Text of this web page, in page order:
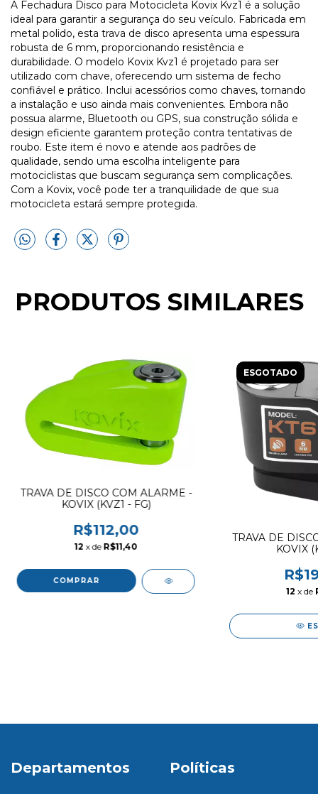
A Fechadura Disco para Motocicleta Kovix Kvz1 é a solução
ideal para garantir a segurança do seu veículo. Fabricada em
metal polido, esta trava de disco apresenta uma espessura
robusta de 6 mm, proporcionando resistência e
durabilidade. O modelo Kovix Kvz1 é projetado para ser
utilizado com chave, oferecendo um sistema de fecho
confiável e prático. Inclui acessórios como chaves, tornando
a instalação e uso ainda mais convenientes. Embora não
possua alarme, Bluetooth ou GPS, sua construção sólida e
design eficiente garantem proteção contra tentativas de
roubo. Este item é novo e atende aos padrões de
qualidade, sendo uma escolha inteligente para
motociclistas que buscam segurança sem complicações.
Com a Kovix, você pode ter a tranquilidade de que sua
motocicleta estará sempre protegida.
PRODUTOS SIMILARES
TRAVA DE DISCO COM ALARME -
KOVIX (KVZ1 - FG)
R$112,00
12 x de R$11,40
ESGOTADO
TRAVA DE
KOVIX
12 x de
Departamentos Políticas